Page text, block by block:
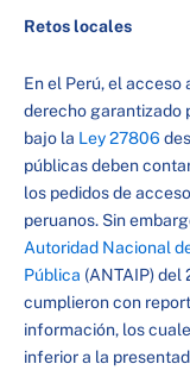
Retos locales
En el Perú, el
derecho garantizado
bajo la Ley 27806
públicas deben
los pedidos de
peruanos. Sin
Autoridad Nacional
Pública (ANTAIP)
cumplieron con
información, los
inferior a la